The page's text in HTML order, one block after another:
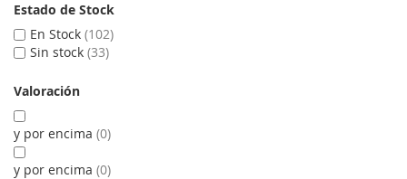
Estado de Stock
En Stock 102
Sin stock 33
Valoración
y por encima 0
y por encima 0